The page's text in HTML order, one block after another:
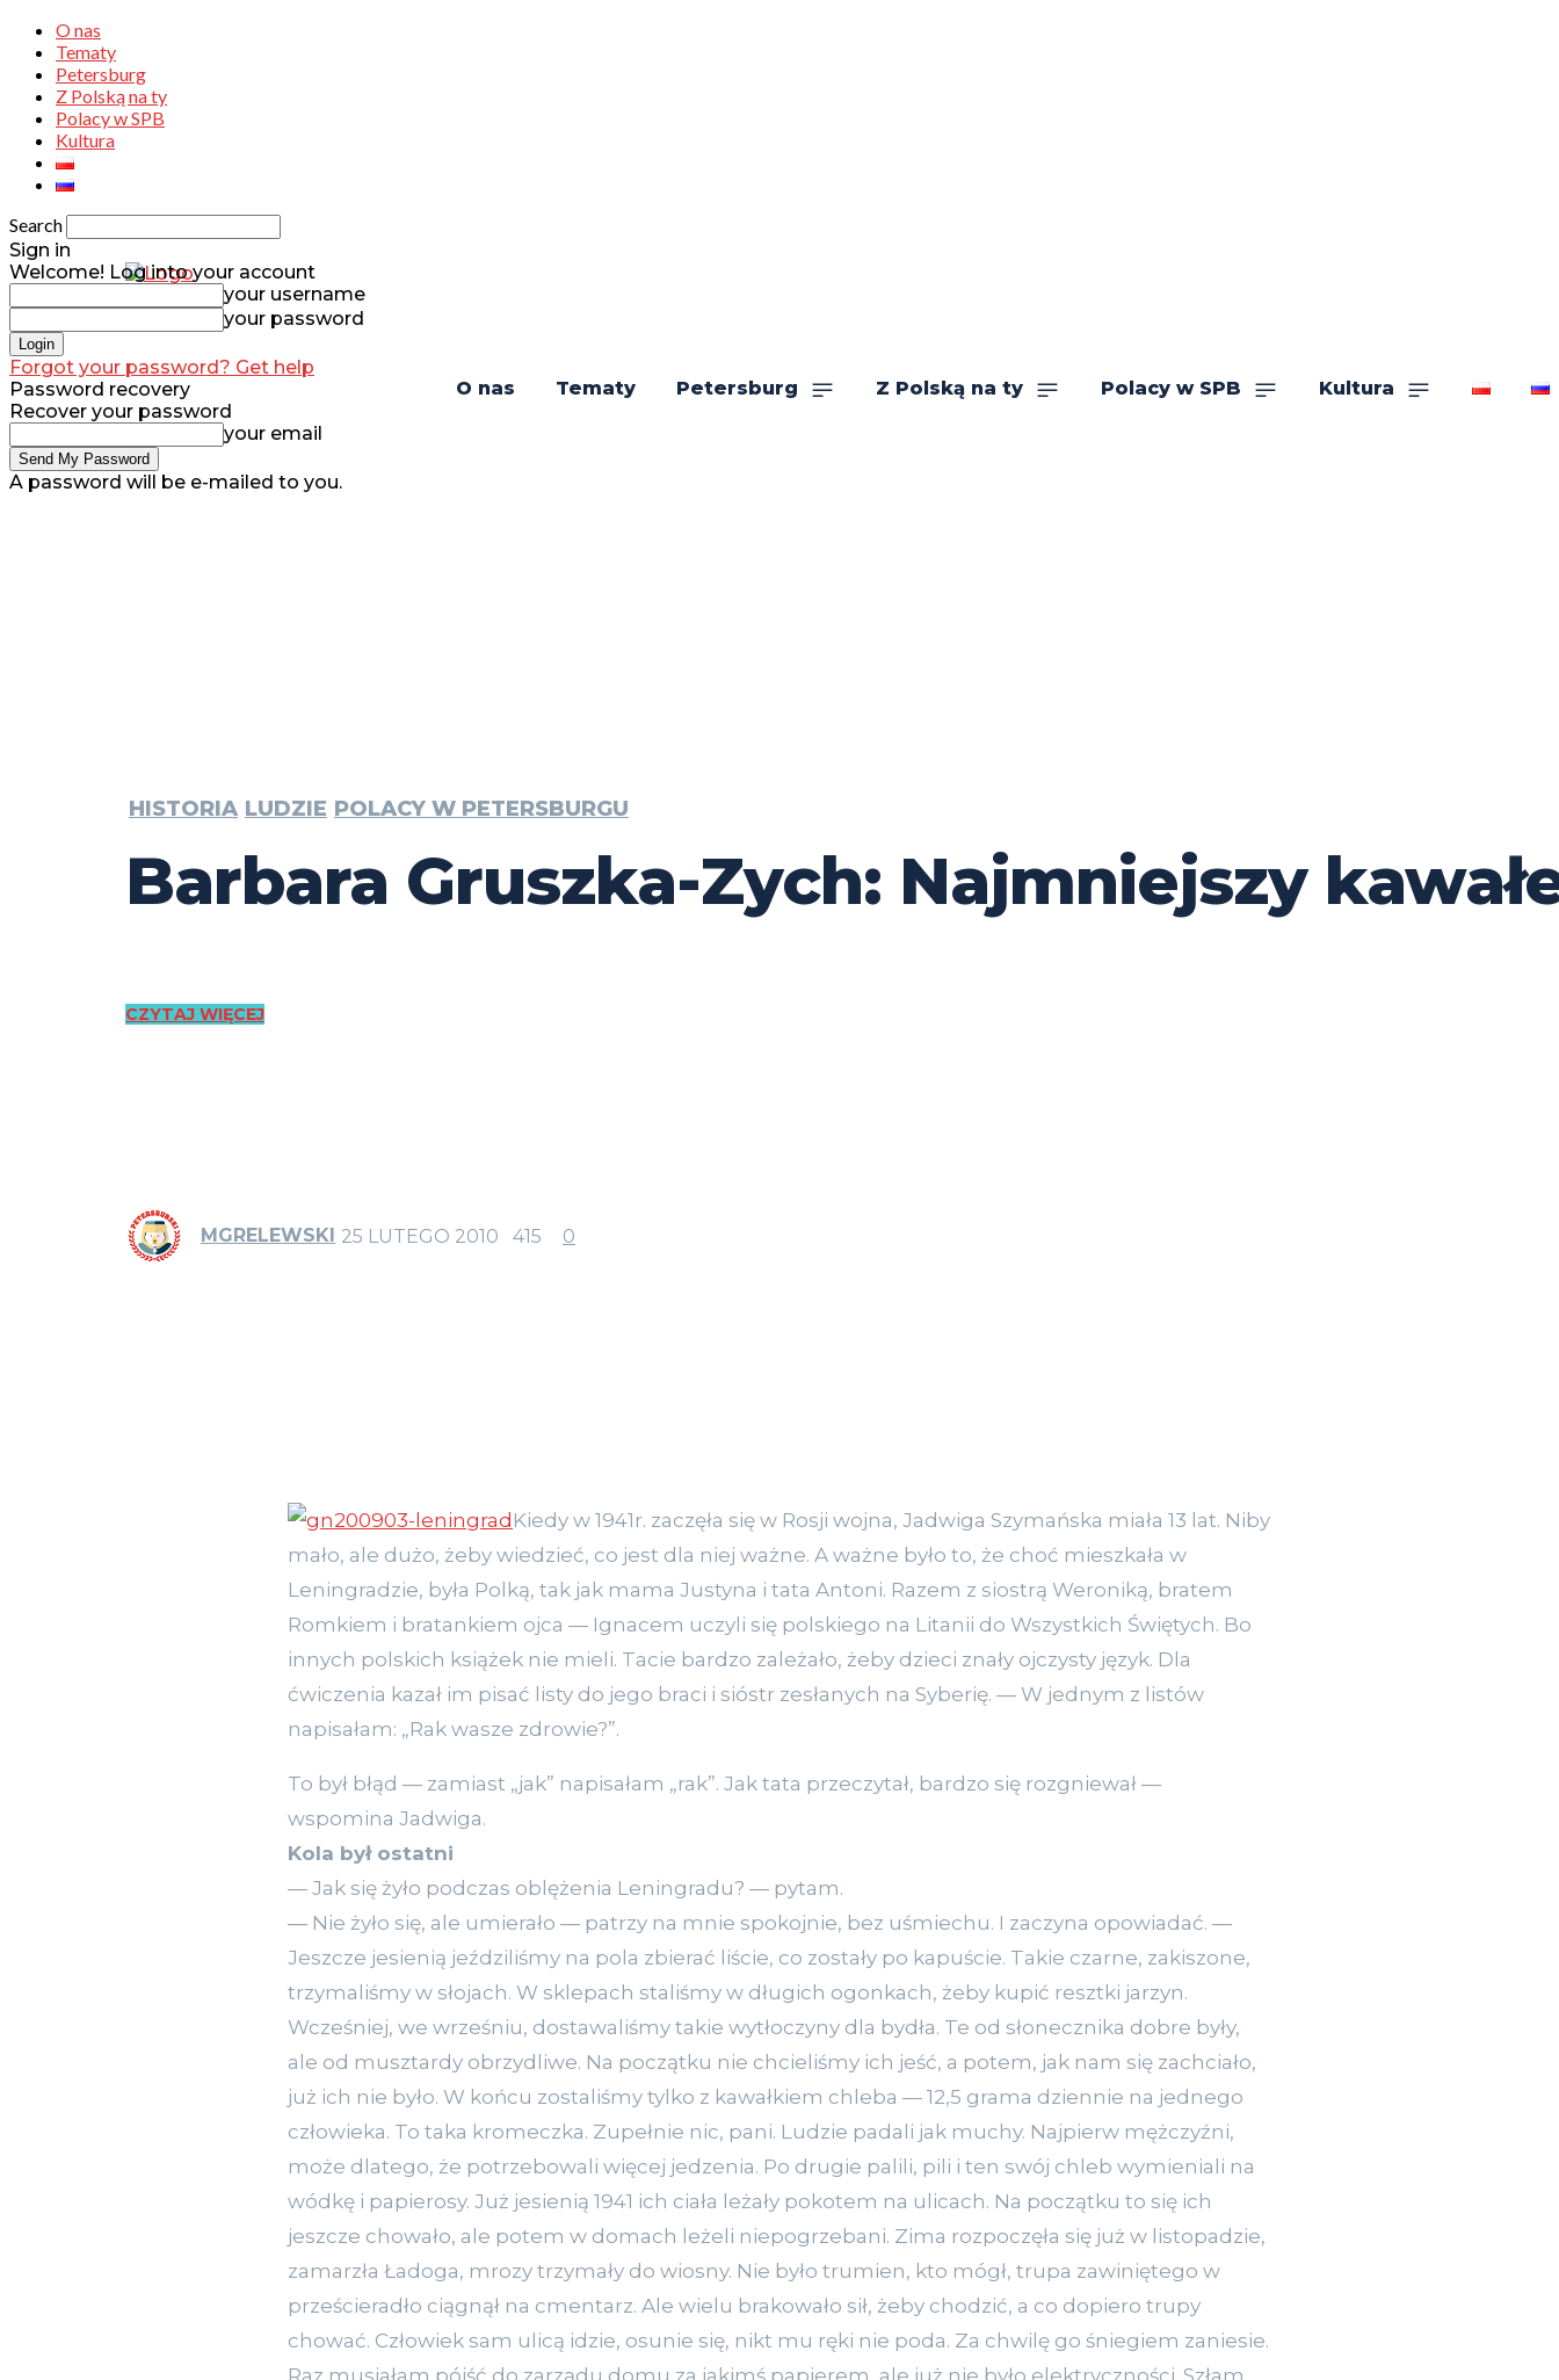
O nas
Tematy
Petersburg
Z Polską na ty
Polacy w SPB
Kultura
Search
O nas Tematy Petersburg Z Polską na ty Polacy w SPB Kultura
Sign in
Welcome! Log into your account
your username
your password
Forgot your password? Get help
Password recovery
Recover your password
your email
A password will be e-mailed to you.
HISTORIA LUDZIE POLACY W PETERSBURGU
Barbara Gruszka-Zych: Najmniejszy
CZYTAJ WIĘCEJ
MGRELEWSKI 25 LUTEGO 2010 415 0
Kiedy w 1941r. zaczęła się w Rosji wojna, Jadwiga Szymańska miała 13 lat. Niby
mało, ale dużo, żeby wiedzieć, co jest dla niej ważne. A ważne było to, że choć mieszkała w
Leningradzie, była Polką, tak jak mama Justyna i tata Antoni. Razem z siostrą Weroniką, bratem
Romkiem i bratankiem ojca — Ignacem uczyli się polskiego na Litanii do Wszystkich Świętych. Bo
innych polskich książek nie mieli. Tacie bardzo zależało, żeby dzieci znały ojczysty język. Dla
ćwiczenia kazał im pisać listy do jego braci i sióstr zesłanych na Syberię. — W jednym z listów
napisałam: „Rak wasze zdrowie?”.
To był błąd — zamiast „jak” napisałam „rak”. Jak tata przeczytał, bardzo się rozgniewał —
wspomina Jadwiga.
Kola był ostatni
— Jak się żyło podczas oblężenia Leningradu? — pytam.
— Nie żyło się, ale umierało — patrzy na mnie spokojnie, bez uśmiechu. I zaczyna opowiadać. —
Jeszcze jesienią jeździliśmy na pola zbierać liście, co zostały po kapuście. Takie czarne, zakiszone,
trzymaliśmy w słojach. W sklepach staliśmy w długich ogonkach, żeby kupić resztki jarzyn.
Wcześniej, we wrześniu, dostawaliśmy takie wytłoczyny dla bydła. Te od słonecznika dobre były,
ale od musztardy obrzydliwe. Na początku nie chcieliśmy ich jeść, a potem, jak nam się zachciało,
już ich nie było. W końcu zostaliśmy tylko z kawałkiem chleba — 12,5 grama dziennie na jednego
człowieka. To taka kromeczka. Zupełnie nic, pani. Ludzie padali jak muchy. Najpierw mężczyźni,
może dlatego, że potrzebowali więcej jedzenia. Po drugie palili, pili i ten swój chleb wymieniali na
wódkę i papierosy. Już jesienią 1941 ich ciała leżały pokotem na ulicach. Na początku to się ich
jeszcze chowało, ale potem w domach leżeli niepogrzebani. Zima rozpoczęła się już w listopadzie,
zamarzła Ładoga, mrozy trzymały do wiosny. Nie było trumien, kto mógł, trupa zawiniętego w
prześcieradło ciągnął na cmentarz. Ale wielu brakowało sił, żeby chodzić, a co dopiero trupy
chować. Człowiek sam ulicą idzie, osunie się, nikt mu ręki nie poda. Za chwilę go śniegiem zaniesie.
Raz musiałam pójść do zarządu domu za jakimś papierem, ale już nie było elektryczności. Szłam